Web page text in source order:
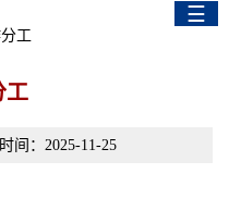
☰
工
工
间：2025-11-25